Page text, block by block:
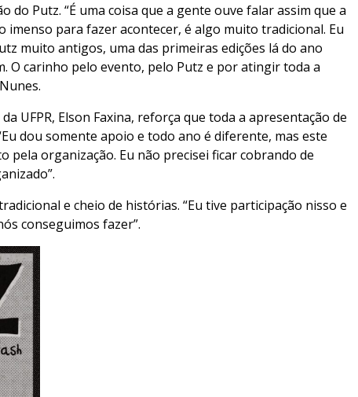
Putz. “É uma coisa que a gente ouve falar assim que a
para fazer acontecer, é algo muito tradicional. Eu
muito antigos, uma das primeiras edições lá do ano
O carinho pelo evento, pelo Putz e por atingir toda a
UFPR, Elson Faxina, reforça que toda a apresentação de
dou somente apoio e todo ano é diferente, mas este
organização. Eu não precisei ficar cobrando de
e cheio de histórias. “Eu tive participação nisso e
conseguimos fazer”.